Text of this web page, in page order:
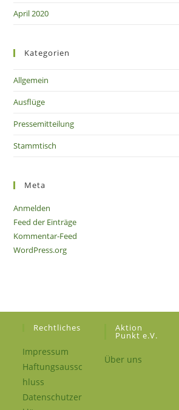
April 2020
Kategorien
Allgemein
Ausflüge
Pressemitteilung
Stammtisch
Meta
Anmelden
Feed der Einträge
Kommentar-Feed
WordPress.org
Rechtliches
Impressum
Haftungsaussc
hluss
Datenschutzer
Aktion
Punkt e.V.
Über uns